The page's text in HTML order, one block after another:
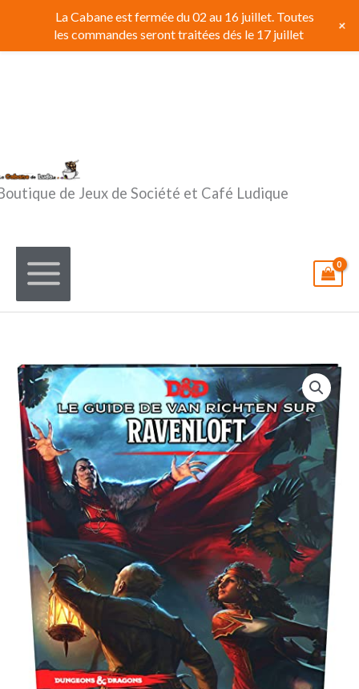
contenu
de Jeux de Société et Café Ludique
La Cabane est fermée du 02 au 16 juillet. Toutes
les commandes seront traitées dés le 17 juillet
+